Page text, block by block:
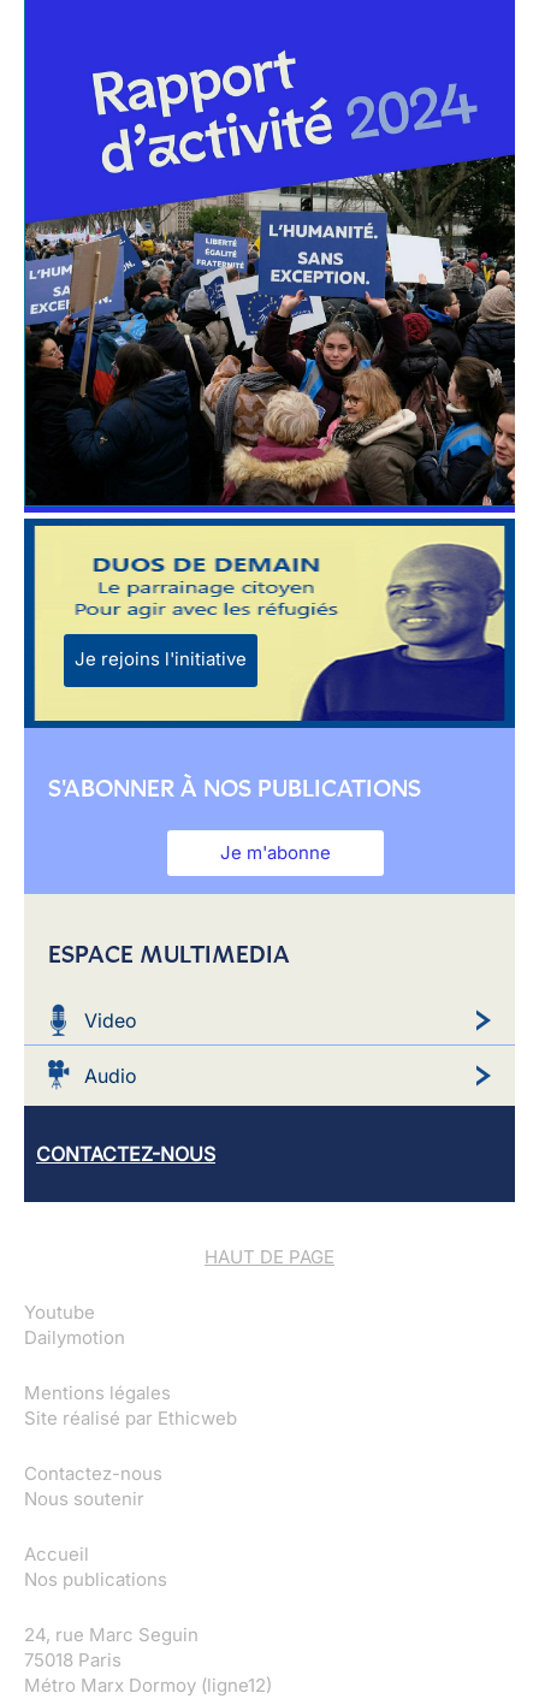
Je rejoins l'initiative
S'ABONNER À NOS PUBLICATIONS
Je m'abonne
ESPACE MULTIMEDIA
Video
Audio
CONTACTEZ-NOUS
HAUT DE PAGE
Youtube
Dailymotion
Mentions légales
Site réalisé par Ethicweb
Contactez-nous
Nous soutenir
Accueil
Nos publications
24, rue Marc Seguin
75018 Paris
Métro Marx Dormoy (ligne12)